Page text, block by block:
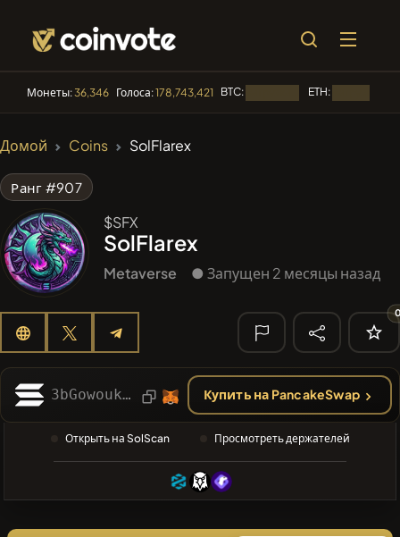
Монеты:36,346 Голоса:178,743,421 BTC: ETH:
#276
ATH ATH
#619
🔎
НЕДАВНИЙ
ПОИСК
❌Нет
недавних
монет
Домой Coins SolFlarex
Ранг #907
$SFX
SolFlarex
Metaverse ● Запущен 2 месяцы назад
3bGowoukrSFyTAbLeQeLJWdsdEXbNzcFavrKTPhEjTew Купить на PancakeSwap
Открыть на SolScan Просмотреть держателей